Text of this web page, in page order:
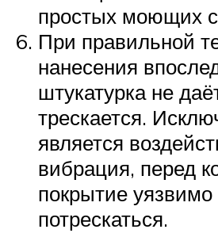
простых моющих
При правильной
нанесения
штукатурка не
трескается.
является
вибрация, перед
покрытие
потрескаться.